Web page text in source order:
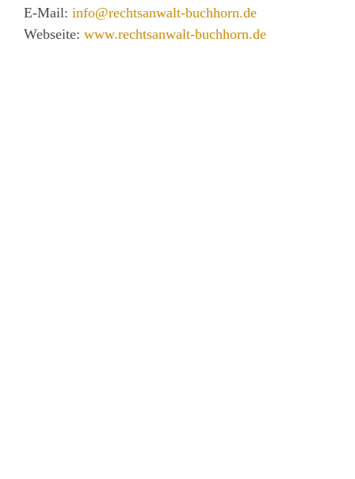
E-Mail: info@rechtsanwalt-buchhorn.de
Webseite: www.rechtsanwalt-buchhorn.de